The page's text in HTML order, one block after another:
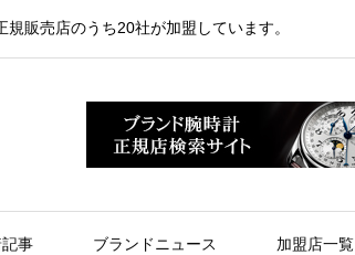
販売店のうち20社が加盟しています。
事 ブランドニュース 加盟店一覧